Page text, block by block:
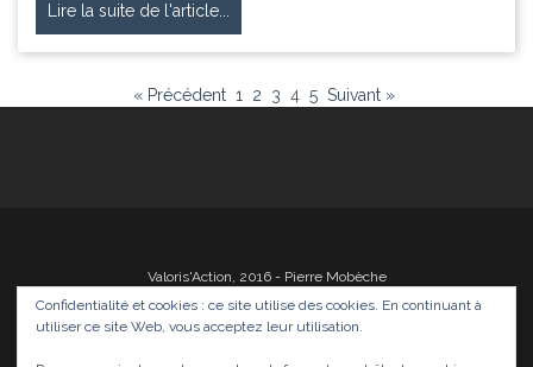
Lire la suite de l'article...
« Précédent 1 2 3 4 5 Suivant »
Valoris'Action, 2016 - Pierre Mobèche
Confidentialité et cookies : ce site utilise des cookies. En continuant à
utiliser ce site Web, vous acceptez leur utilisation.